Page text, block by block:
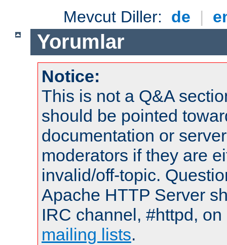
Mevcut Diller: de |
Yorumlar
Notice:
This is not a Q&A
should be pointed
documentation or
moderators if they are
invalid/off-topic.
Apache HTTP Server
IRC channel, #httpd,
mailing lists.